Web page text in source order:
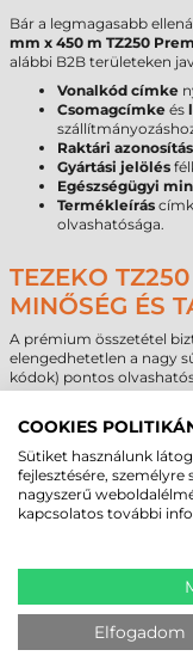
Bár a legmagasabb
mm x 450 m TZ250
alábbi B2B területeken
Vonalkód címke
Csomagcímke és
Raktári azonosítás
Gyártási jelölés
Egészségügyi
Termékleírás
olvashatósága.
TEZEKO
MINŐSÉG ÉS
A prémium összetétel
elengedhetetlen a nagy
kódok) pontos
lehetővé teszi a
hőmérsékleten történő
hűtőházi környezetben
megőrzi stabilitását.
(83 mm) mindig legyen
szélessége. Amennyiben
élei közvetlen súrlódást
TEZEKO 83
WAX-RESIN
COOKIES
Sütiket használunk
fejlesztésére,
nagyszerű
kapcsolatos további
Elfogadom